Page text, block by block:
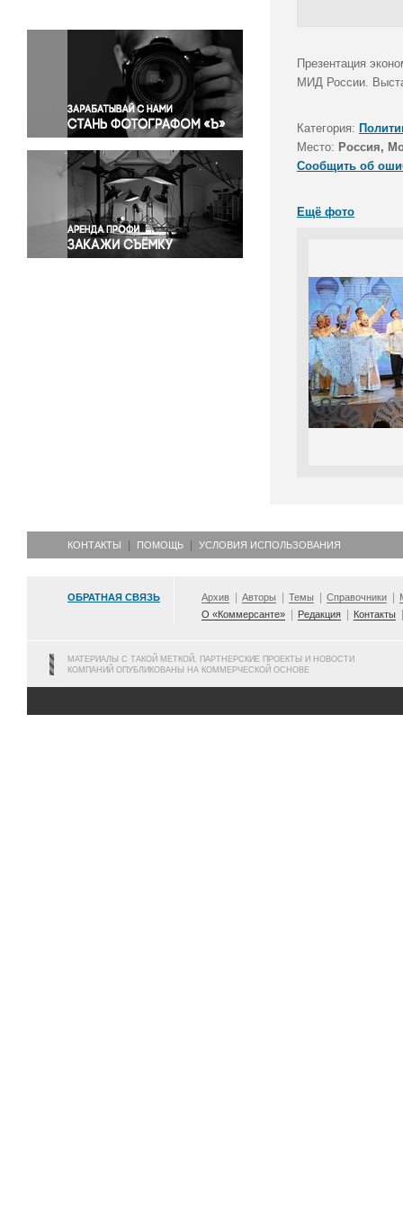
Окружающая среда
Политика
Правосудие
Происшествия и конфликты
Религия
Светская жизнь
Спорт
Экология
Экономика и бизнес
Презентация
МИД России.
Категория:
Место: Россия,
Сообщить об
Ещё фото
КОНТАКТЫ ПОМОЩЬ УСЛОВИЯ ИСПОЛЬЗОВАНИЯ
ОБРАТНАЯ СВЯЗЬ Архив Авторы Темы Справочники
О «Коммерсанте»
Редакция Контакты
МАТЕРИАЛЫ С ТАКОЙ МЕТКОЙ, ПАРТНЕРСКИЕ ПРОЕКТЫ И НОВОСТИ
КОМПАНИЙ ОПУБЛИКОВАНЫ НА КОММЕРЧЕСКОЙ ОСНОВЕ